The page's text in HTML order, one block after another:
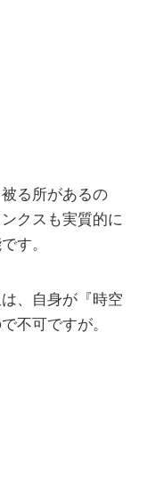
る所があるの
クスも実質的に
す。
、自身が『時空
不可ですが。